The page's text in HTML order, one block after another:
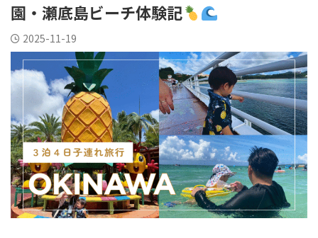
園・瀬底島ビーチ体験記
2025-11-19